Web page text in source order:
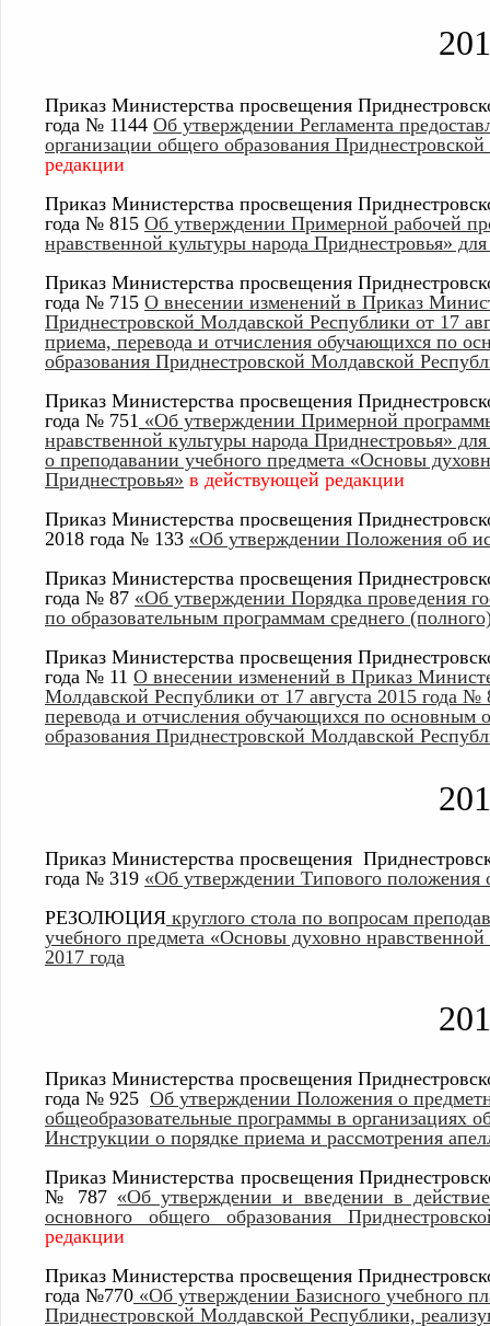
Приказ Министерства просвещения
года № 1144 Об утверждении Регламента
организации общего образования
редакции
Приказ Министерства просвещения
года № 815 Об утверждении Примерной рабочей
нравственной культуры народа Приднестровья» для
Приказ Министерства просвещения
года № 715 О внесении изменений в Приказ
Приднестровской Молдавской Республики от 17
приема, перевода и отчисления обучающихся по
образования Приднестровской Молдавской
Приказ Министерства просвещения
года № 751 «Об утверждении Примерной
нравственной культуры народа Приднестровья»
о преподавании учебного предмета «Основы
Приднестровья» в действующей редакции
Приказ Министерства просвещения
2018 года № 133 «Об утверждении Положения об
Приказ Министерства просвещения
года № 87 «Об утверждении Порядка проведения
по образовательным программам среднего
Приказ Министерства просвещения
года № 11 О внесении изменений в Приказ
Молдавской Республики от 17 августа 2015 года
перевода и отчисления обучающихся по основным
образования Приднестровской Молдавской
Приказ Министерства просвещения
года № 319 «Об утверждении Типового положения
РЕЗОЛЮЦИЯ круглого стола по вопросам
учебного предмета «Основы духовно
2017 года
Приказ Министерства просвещения
года № 925 Об утверждении Положения о
общеобразовательные программы в организациях
Инструкции о порядке приема и рассмотрения
Приказ Министерства просвещения
№ 787 «Об утверждении и введении в действие
основного общего образования
редакции
Приказ Министерства просвещения
года №770 «Об утверждении Базисного учебного
Приднестровской Молдавской Республики,